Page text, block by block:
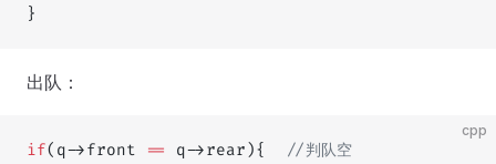
}
出队：
cpp
if(q->front == q->rear){
  //判队空